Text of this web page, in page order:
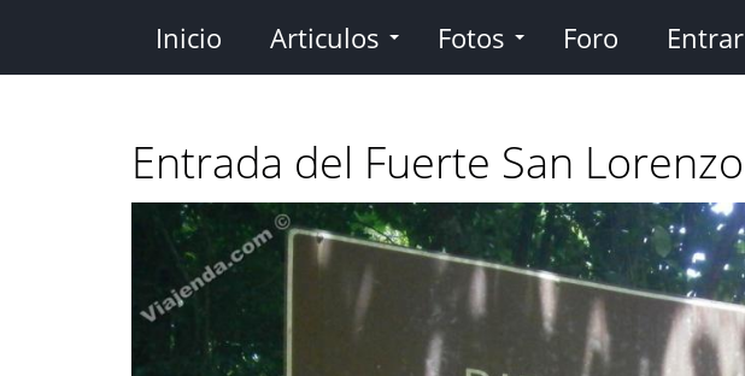
contenido
Inicio Articulos Fotos Foro Entrar
Entrada del Fuerte San Lorenzo